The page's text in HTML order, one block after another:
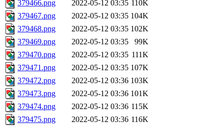
379466.png
2022-05-12 03:35 110K
379467.png
2022-05-12 03:35 104K
379468.png
2022-05-12 03:35 102K
379469.png
2022-05-12 03:35
99K
379470.png
2022-05-12 03:35 111K
379471.png
2022-05-12 03:35 107K
379472.png
2022-05-12 03:36 103K
379473.png
2022-05-12 03:36 101K
379474.png
2022-05-12 03:36 115K
379475.png
2022-05-12 03:36 116K